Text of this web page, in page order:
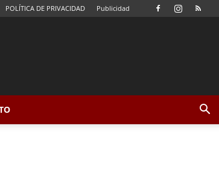
POLÍTICA DE PRIVACIDAD Publicidad